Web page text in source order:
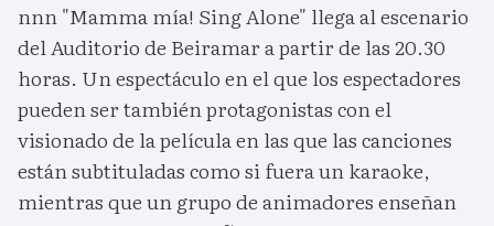
nnn "Mamma mía! Sing Alone" llega al escenario
del Auditorio de Beiramar a partir de las 20.30
horas. Un espectáculo en el que los espectadores
pueden ser también protagonistas con el
visionado de la película en las que las canciones
están subtituladas como si fuera un karaoke,
mientras que un grupo de animadores enseñan